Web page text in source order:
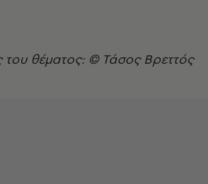
θέματος: © Τάσος Βρεττός